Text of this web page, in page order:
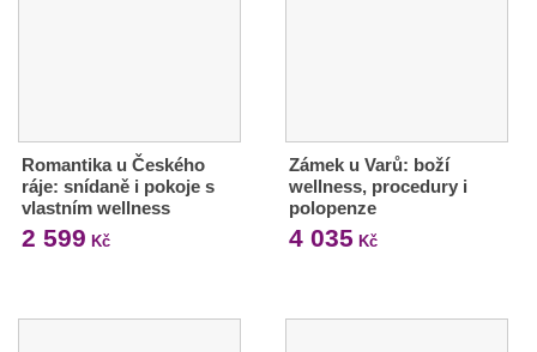
Romantika u Českého
ráje: snídaně i pokoje s
vlastním wellness
2 599 Kč
Zámek u Varů: boží
wellness, procedury i
polopenze
4 035 Kč